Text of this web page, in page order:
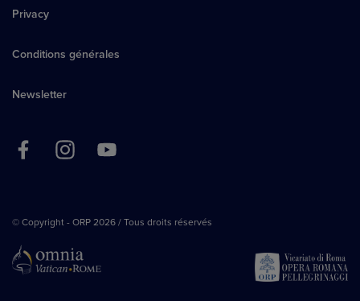
Privacy
Conditions générales
Newsletter
© Copyright - ORP 2026 / Tous droits réservés